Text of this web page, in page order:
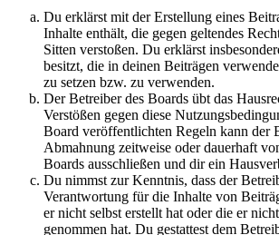
Du erklärst mit der Erstellung eines
Inhalte enthält, die gegen geltendes
Sitten verstoßen. Du erklärst
besitzt, die in deinen Beiträgen
zu setzen bzw. zu verwenden.
Der Betreiber des Boards übt das
Verstößen gegen diese
Board veröffentlichten Regeln kann der
Abmahnung zeitweise oder dauerhaft
Boards ausschließen und dir ein
Du nimmst zur Kenntnis, dass der
Verantwortung für die Inhalte von
er nicht selbst erstellt hat oder die er
genommen hat. Du gestattest dem